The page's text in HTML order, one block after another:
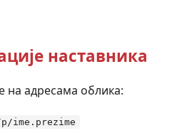
наставника
на адресама облика:
ime.prezime